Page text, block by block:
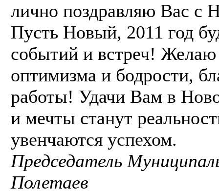
лично поздравляю Вас с
Пусть Новый, 2011 год
событий и встреч! Желаю
оптимизма и бодрости,
работы! Удачи Вам в
и мечты станут
увенчаются успехом.
Председатель
Полетаев